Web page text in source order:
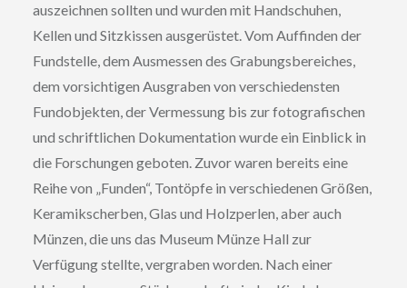
auszeichnen sollten und wurden mit Handschuhen,
Kellen und Sitzkissen ausgerüstet. Vom Auffinden der
Fundstelle, dem Ausmessen des Grabungsbereiches,
dem vorsichtigen Ausgraben von verschiedensten
Fundobjekten, der Vermessung bis zur fotografischen
und schriftlichen Dokumentation wurde ein Einblick in
die Forschungen geboten. Zuvor waren bereits eine
Reihe von „Funden“, Tontöpfe in verschiedenen Größen,
Keramikscherben, Glas und Holzperlen, aber auch
Münzen, die uns das Museum Münze Hall zur
Verfügung stellte, vergraben worden. Nach einer